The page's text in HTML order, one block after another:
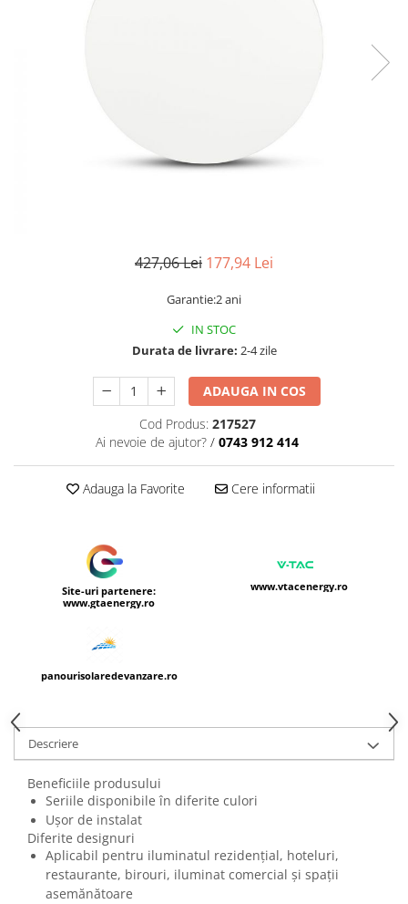
427,06 Lei 177,94 Lei
Garantie:2 ani
IN STOC
Durata de livrare: 2-4 zile
ADAUGA IN COS
Cod Produs: 217527
Ai nevoie de ajutor? / 0743 912 414
Adauga la Favorite Cere informatii
Site-uri partenere:
www.gtaenergy.ro
www.vtacenergy.ro
panourisolaredevanzare.ro
Descriere
Beneficiile produsului
Seriile disponibile în diferite culori
Ușor de instalat
Diferite designuri
Aplicabil pentru iluminatul rezidențial, hoteluri,
restaurante, birouri, iluminat comercial și spații
asemănătoare